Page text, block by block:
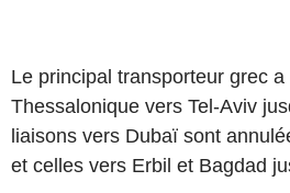
Le principal transporteur grec
Thessalonique vers Tel-Aviv
liaisons vers Dubaï sont
et celles vers Erbil et Bagdad